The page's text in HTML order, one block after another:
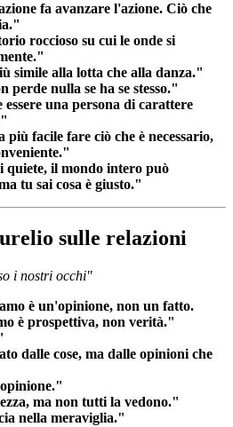
fa avanzare l'azione. Ciò che
roccioso su cui le onde si
simile alla lotta che alla danza."
perde nulla se ha se stesso."
una persona di carattere
facile fare ciò che è necessario,
quiete, il mondo intero può
tu sai cosa è giusto."
sulle relazioni
i nostri occhi"
è un'opinione, non un fatto.
è prospettiva, non verità."
dalle cose, ma dalle opinioni che
ma non tutti la vedono."
nella meraviglia."